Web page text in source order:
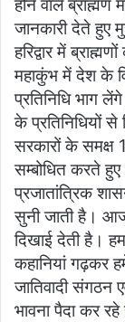
A
p
p
b
o
o
k
होने वाले
जानकारी देते हुए
हरिद्वार में
महाकुंभ में देश के
प्रतिनिधि भाग
के प्रतिनिधियों से
सरकारों के समक्ष
सम्बोधित करते
प्रजातांत्रिक
सुनी जाती है।
दिखाई देती है।
कहानियां गढ़कर
जातिवादी संगठन
भावना पैदा कर